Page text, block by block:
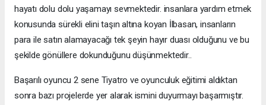
hayatı dolu dolu yaşamayı sevmektedir. insanlara yardım etmek
konusunda sürekli elini taşın altına koyan İlbasan, insanların
para ile satın alamayacağı tek şeyin hayır duası olduğunu ve bu
şekilde gönüllere dokunduğunu düşünmektedir..
Başarılı oyuncu 2 sene Tiyatro ve oyunculuk eğitimi aldıktan
sonra bazı projelerde yer alarak ismini duyurmayı başarmıştır.